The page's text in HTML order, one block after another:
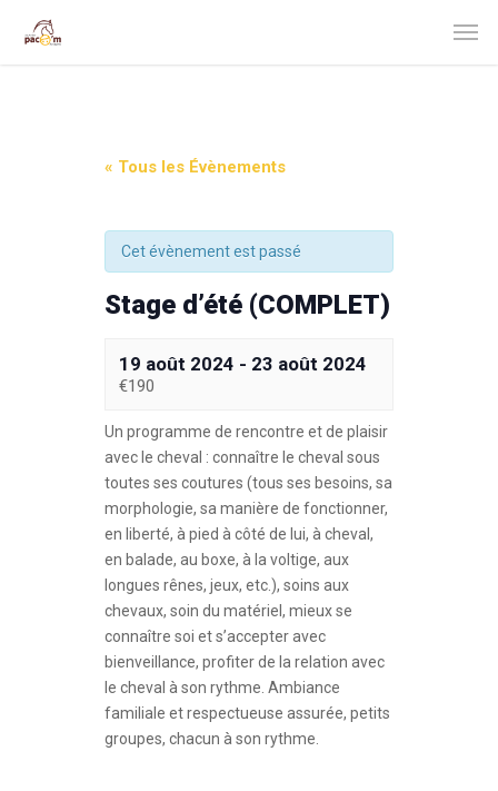
« Tous les Évènements
Cet évènement est passé
Stage d’été (COMPLET)
19 août 2024 - 23 août 2024
€190
Un programme de rencontre et de plaisir
avec le cheval : connaître le cheval sous
toutes ses coutures (tous ses besoins, sa
morphologie, sa manière de fonctionner,
en liberté, à pied à côté de lui, à cheval,
en balade, au boxe, à la voltige, aux
longues rênes, jeux, etc.), soins aux
chevaux, soin du matériel, mieux se
connaître soi et s’accepter avec
bienveillance, profiter de la relation avec
le cheval à son rythme. Ambiance
familiale et respectueuse assurée, petits
groupes, chacun à son rythme.